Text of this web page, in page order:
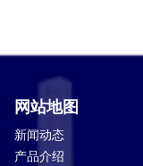
网站地图
新闻动态
产品介绍